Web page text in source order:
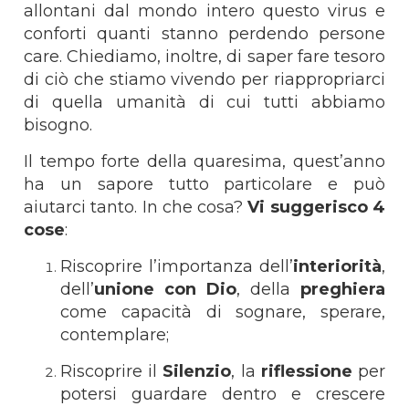
allontani dal mondo intero questo virus e
conforti quanti stanno perdendo persone
care. Chiediamo, inoltre, di saper fare tesoro
di ciò che stiamo vivendo per riappropriarci
di quella umanità di cui tutti abbiamo
bisogno.
Il tempo forte della quaresima, quest’anno
ha un sapore tutto particolare e può
aiutarci tanto. In che cosa?Vi suggerisco 4
cose:
Riscoprire l’importanza dell’interiorità,
dell’unione con Dio, della preghiera
come capacità di sognare, sperare,
contemplare;
Riscoprire il Silenzio, la riflessione per
potersi guardare dentro e crescere